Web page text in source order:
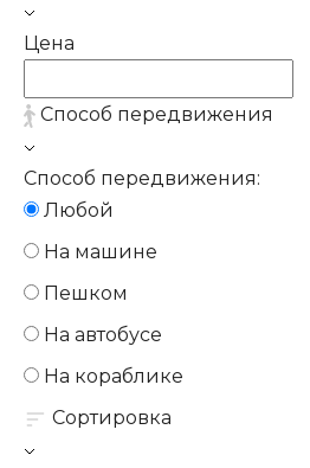
Цена
Способ передвижения
Способ передвижения:
Любой
На машине
Пешком
На автобусе
На кораблике
Сортировка